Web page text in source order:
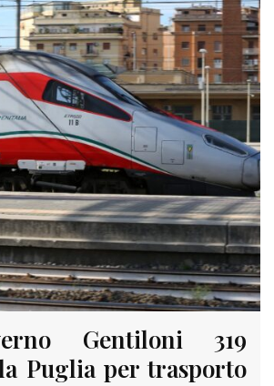
Gentiloni 319
Puglia per trasporto